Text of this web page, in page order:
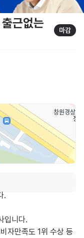
근없는
마감
.
입니다.
자만족도 1위 수상 등